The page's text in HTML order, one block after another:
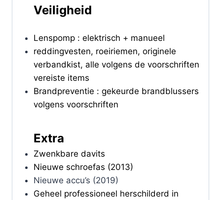
Veiligheid
Lenspomp : elektrisch + manueel
reddingvesten, roeiriemen, originele
verbandkist, alle volgens de voorschriften
vereiste items
Brandpreventie : gekeurde brandblussers
volgens voorschriften
Extra
Zwenkbare davits
Nieuwe schroefas (2013)
Nieuwe accu’s (2019)
Geheel professioneel herschilderd in